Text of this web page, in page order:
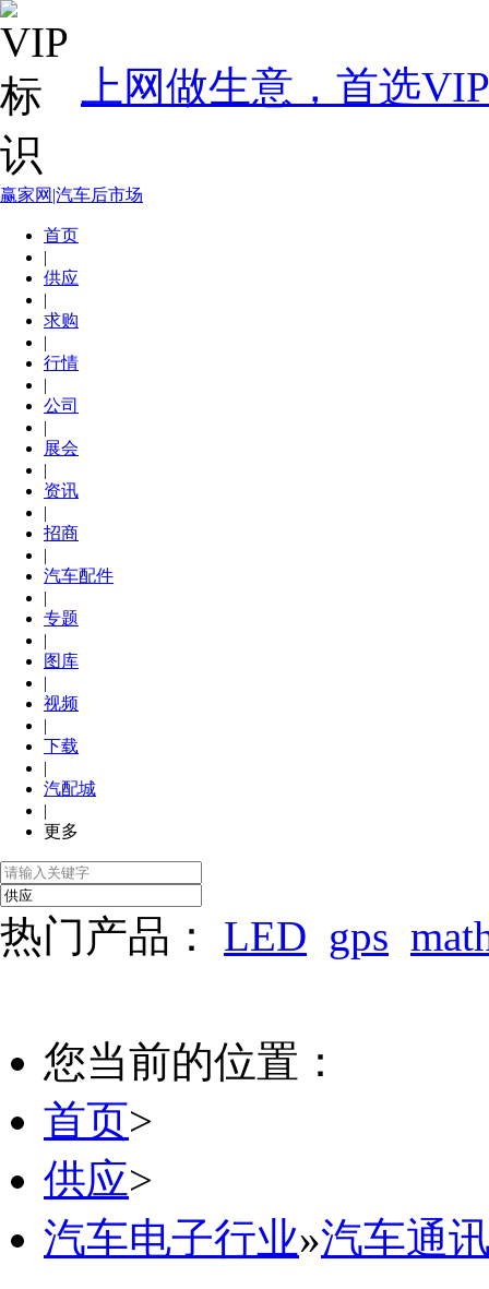
上网做生意，首选
赢家网|汽车后市场
首页
|
供应
|
求购
|
行情
|
公司
|
展会
|
资讯
|
招商
|
汽车配件
|
专题
|
图库
|
视频
|
下载
|
汽配城
|
更多
热门产品： LED gps
您当前的位置：
首页>
供应>
汽车电子行业»汽车通